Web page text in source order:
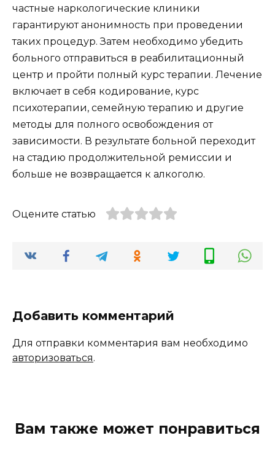
частные наркологические клиники
гарантируют анонимность при проведении
таких процедур. Затем необходимо убедить
больного отправиться в реабилитационный
центр и пройти полный курс терапии. Лечение
включает в себя кодирование, курс
психотерапии, семейную терапию и другие
методы для полного освобождения от
зависимости. В результате больной переходит
на стадию продолжительной ремиссии и
больше не возвращается к алкоголю.
Оцените статью
Добавить комментарий
Для отправки комментария вам необходимо
авторизоваться.
Вам также может понравиться